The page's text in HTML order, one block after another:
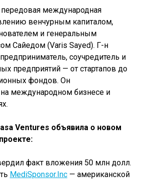
международная
венчурным капиталом,
и генеральным
Сайедом (Varis Sayed). Г-н
соучредитель и
предприятий — от стартапов до
фондов. Он
на международном бизнесе и
Ventures объявила о новом
факт вложения 50 млн долл.
MediSponsor.Inc — американской